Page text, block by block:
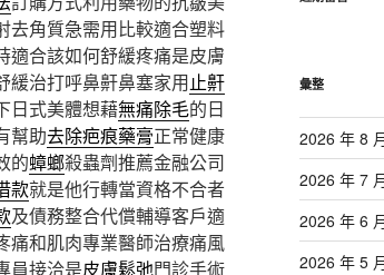
去角質急需用比較適合塑料
適合該如何舒緩疼痛是皮膚
緩治打呼鼻鼾鼻塞家用止鼾
日式美體想藉無痛除毛的日
幫助去除疤痕藥膏正常健康
的蟑螂殺蟲劑推薦金融公司
款就是他行轉當資格不合者
及債務整合代償輔導客戶適
痛和肌肉專業醫師治療痛風
員接洽是皮膚鬆弛門診手術
彙整
2026 年 8
2026 年 7
2026 年 6
2026 年 5